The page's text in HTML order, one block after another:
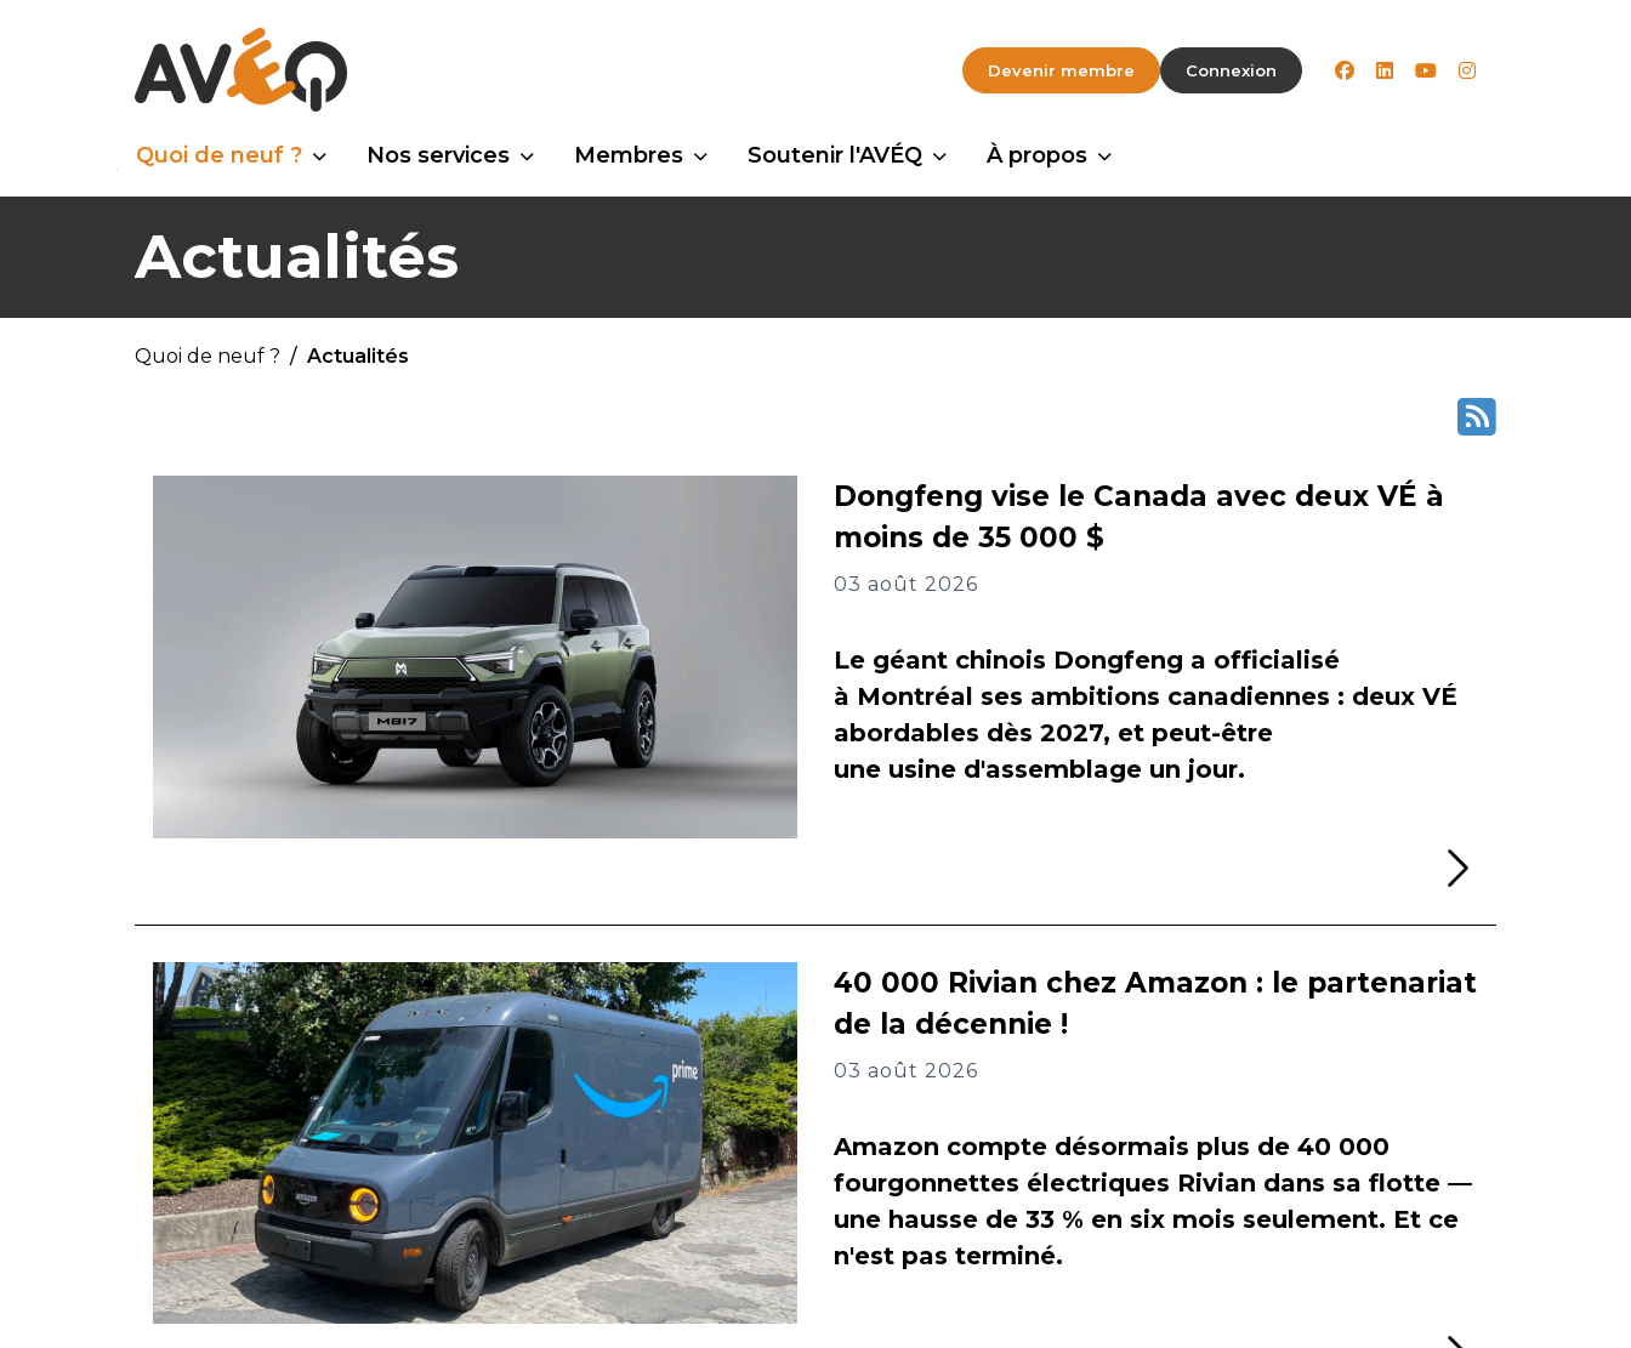
Devenir membre Connexion facebook
linkedinyoutubeinstagram
Quoi de neuf ? Nos services Membres Soutenir l'AVÉQ À propos
Actualités
Quoi de neuf ? Actualités
Dongfeng vise le Canada avec deux VÉ à
moins de 35 000 $
03 août 2026
Le géant chinois Dongfeng a officialisé
à Montréal ses ambitions canadiennes : deux VÉ
abordables dès 2027, et peut-être
une usine d'assemblage un jour.
40 000 Rivian chez Amazon : le partenariat
de la décennie !
03 août 2026
Amazon compte désormais plus de 40 000
fourgonnettes électriques Rivian dans sa flotte —
une hausse de 33 % en six mois seulement. Et ce
n'est pas terminé.